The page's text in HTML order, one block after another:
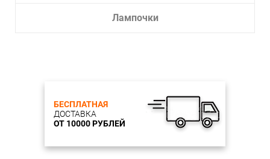
Лампочки
БЕСПЛАТНАЯ
ДОСТАВКА
ОТ 10000 РУБЛЕЙ